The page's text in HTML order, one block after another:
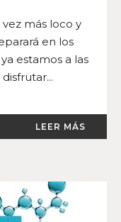
más loco y
en los
estamos a las
LEER MÁS